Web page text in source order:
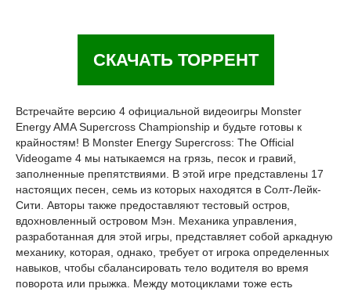
СКАЧАТЬ ТОРРЕНТ
Встречайте версию 4 официальной видеоигры Monster
Energy AMA Supercross Championship и будьте готовы к
крайностям! В Monster Energy Supercross: The Official
Videogame 4 мы натыкаемся на грязь, песок и гравий,
заполненные препятствиями. В этой игре представлены 17
настоящих песен, семь из которых находятся в Солт-Лейк-
Сити. Авторы также предоставляют тестовый остров,
вдохновленный островом Мэн. Механика управления,
разработанная для этой игры, представляет собой аркадную
механику, которая, однако, требует от игрока определенных
навыков, чтобы сбалансировать тело водителя во время
поворота или прыжка. Между мотоциклами тоже есть